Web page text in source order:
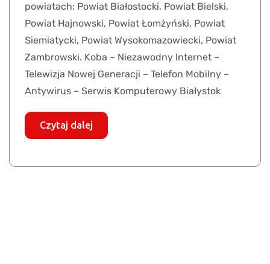
powiatach: Powiat Białostocki, Powiat Bielski,
Powiat Hajnowski, Powiat Łomżyński, Powiat
Siemiatycki, Powiat Wysokomazowiecki, Powiat
Zambrowski. Koba – Niezawodny Internet –
Telewizja Nowej Generacji – Telefon Mobilny –
Antywirus – Serwis Komputerowy Białystok
Czytaj dalej